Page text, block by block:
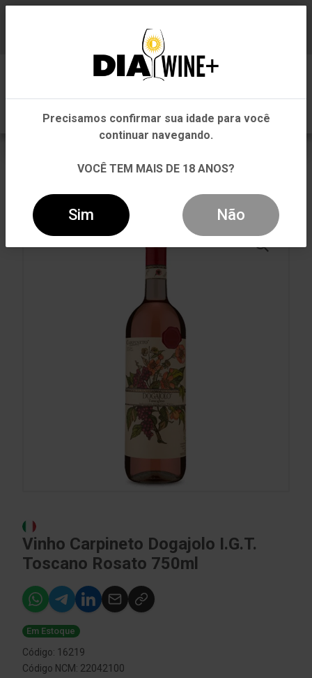
ROSATO 750ML
Vinho Carpineto Dogajolo I.G.T.
Toscano Rosato 750ml
Em Estoque
Código: 16219
Código NCM: 22042100
Em que Estado você está?
Pernambuco
Outros Estados
Precisamos confirmar sua idade para você
continuar navegando.
VOCÊ TEM MAIS DE 18 ANOS?
Sim Não